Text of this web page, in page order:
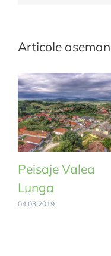
Articole
Peisaje Valea
Lunga
04.03.2019